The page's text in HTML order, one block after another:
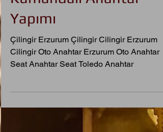
2003 Seat Toledo
Kayıptan Sustalı
Yapımı
Çilingir Erzurum Çilingir Cilingir Erzurum